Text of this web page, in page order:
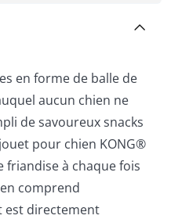
en forme de balle de
aucun chien ne
de savoureux snacks
pour chien KONG®
friandise à chaque fois
comprend
est directement